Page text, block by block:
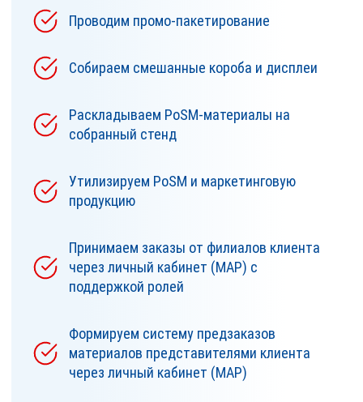
Проводим промо-пакетирование
Собираем смешанные короба и дисплеи
Раскладываем PoSM-материалы на
собранный стенд
Утилизируем PoSM и маркетинговую
продукцию
Принимаем заказы от филиалов клиента
через личный кабинет (MAP) с
поддержкой ролей
Формируем систему предзаказов
материалов представителями клиента
через личный кабинет (MAP)